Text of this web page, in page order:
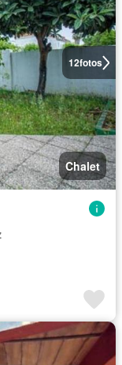
12fotos
Chalet